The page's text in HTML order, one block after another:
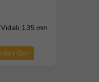
135 mm
Gör